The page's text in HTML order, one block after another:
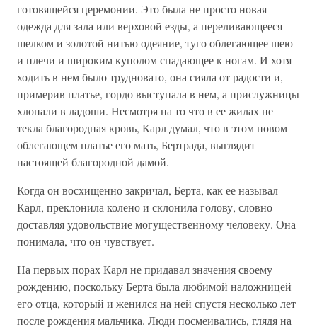
готовящейся церемонии. Это была не просто новая
одежда для зала или верховой езды, а переливающееся
шелком и золотой нитью одеяние, туго облегающее шею
и плечи и широким куполом спадающее к ногам. И хотя
ходить в нем было трудновато, она сияла от радости и,
примерив платье, гордо выступала в нем, а прислужницы
хлопали в ладоши. Несмотря на то что в ее жилах не
текла благородная кровь, Карл думал, что в этом новом
облегающем платье его мать, Бертрада, выглядит
настоящей благородной дамой.
Когда он восхищенно закричал, Берта, как ее называл
Карл, преклонила колено и склонила голову, словно
доставляя удовольствие могущественному человеку. Она
понимала, что он чувствует.
На первых порах Карл не придавал значения своему
рождению, поскольку Берта была любимой наложницей
его отца, который и женился на ней спустя несколько лет
после рождения мальчика. Люди посмеивались, глядя на